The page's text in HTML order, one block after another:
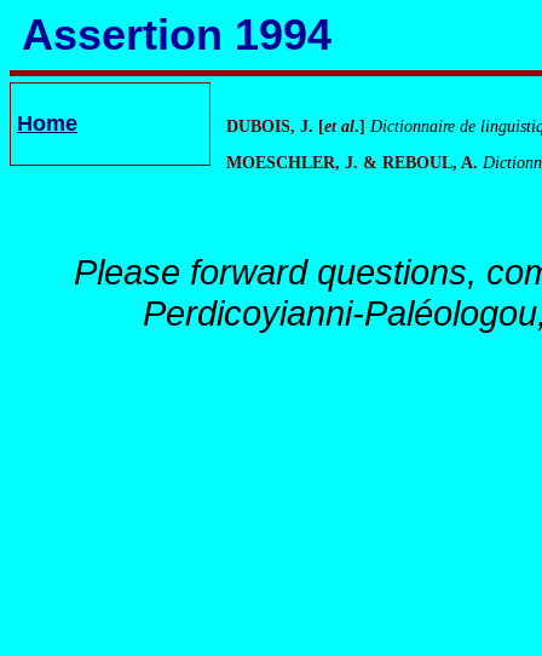
Assertion 1994
Home DUBOIS, J. [et al.] Dictionnaire de
MOESCHLER, J. & REBOUL, A.
Please forward questions,
Perdicoyianni-